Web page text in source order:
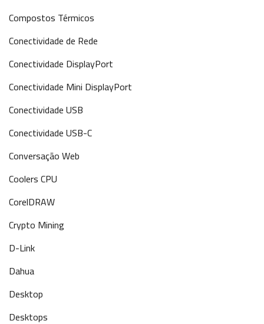
Compostos Térmicos
Conectividade de Rede
Conectividade DisplayPort
Conectividade Mini DisplayPort
Conectividade USB
Conectividade USB-C
Conversação Web
Coolers CPU
CorelDRAW
Crypto Mining
D-Link
Dahua
Desktop
Desktops